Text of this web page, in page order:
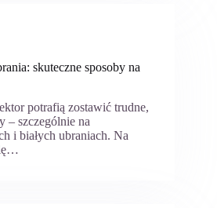
skuteczne sposoby na
potrafią zostawić trudne,
– szczególnie na
i białych ubraniach. Na